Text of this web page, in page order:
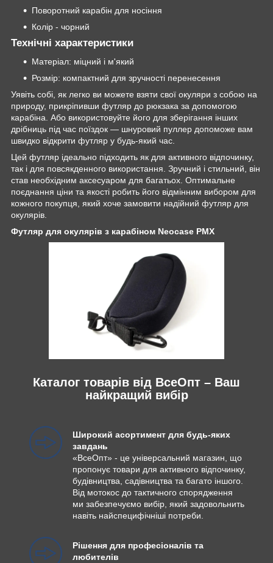
Поворотний карабін для носіння
Колір - чорний
Технічні характеристики
Матеріал: міцний і м'який
Розмір: компактний для зручності перенесення
Уявіть собі, як легко ви можете взяти свої окуляри з собою на
природу, прикріпивши футляр до рюкзака за допомогою
карабіна. Або використовуйте його для зберігання інших
дрібниць під час поїздок — шнуровий пуллер допоможе вам
швидко відкрити футляр у будь-який час.
Цей футляр ідеально підходить як для активного відпочинку,
так і для повсякденного використання. Зручний і стильний, він
став необхідним аксесуаром для багатьох. Оптимальне
поєднання ціни та якості робить його відмінним вибором для
кожного покупця, який хоче замовити надійний футляр для
окулярів.
Футляр для окулярів з карабіном Neocase PMX
Каталог товарів від ВсеОпт – Ваш
найкращий вибір
Широкий асортимент для будь-яких
завдань
«ВсеОпт» - це універсальний магазин, що
пропонує товари для активного відпочинку,
будівництва, садівництва та багато іншого.
Від мотокос до тактичного спорядження
ми забезпечуємо вибір, який задовольнить
навіть найспецифічніші потреби.
Рішення для професіоналів та
любителів